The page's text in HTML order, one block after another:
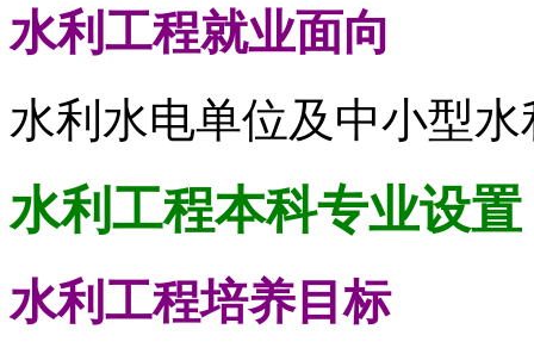
水利工程就业面向
水利水电单位及中小型
水利工程本科专业设置
水利工程培养目标